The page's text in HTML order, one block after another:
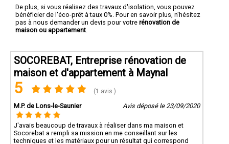
De plus, si vous réalisez des travaux d'isolation, vous pouvez
bénéficier de l'éco-prêt à taux 0%. Pour en savoir plus, n'hésitez
pas à nous demander un devis pour votre rénovation de
maison ou appartement
SOCOREBAT, Entreprise rénovation de
maison et d'appartement à Maynal
5 (1 avis )
M.P. de Lons-le-Saunier Avis déposé le 23/09/2020
J'avais beaucoup de travaux à réaliser dans ma maison et
Socorebat a rempli sa mission en me conseillant sur les
techniques et les matériaux pour un résultat qui correspond